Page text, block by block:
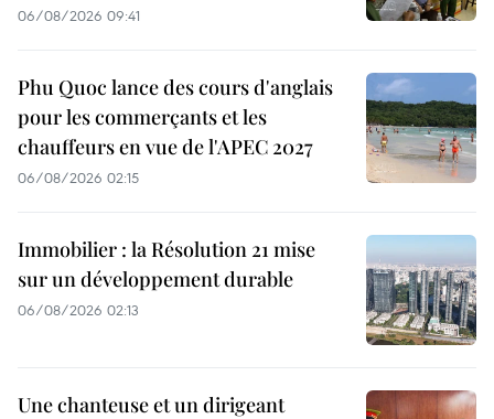
06/08/2026 09:41
Phu Quoc lance des cours d'anglais
pour les commerçants et les
chauffeurs en vue de l'APEC 2027
06/08/2026 02:15
Immobilier : la Résolution 21 mise
sur un développement durable
06/08/2026 02:13
Une chanteuse et un dirigeant